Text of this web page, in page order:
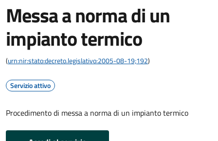
Messa a norma di un
impianto termico
(urn:nir:stato:decreto.legislativo:2005-08-19;192)
Servizio attivo
Procedimento di messa a norma di un impianto termico